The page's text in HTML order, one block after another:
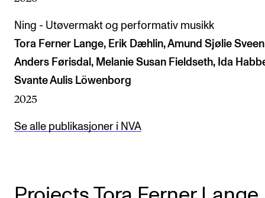
Ning - Utøvermakt og performativ musikk
Tora Ferner Lange, Erik Dæhlin, Amund Sjølie
Anders Førisdal, Melanie Susan Fieldseth, Ida
Svante Aulis Löwenborg
2025
Se alle publikasjoner i NVA